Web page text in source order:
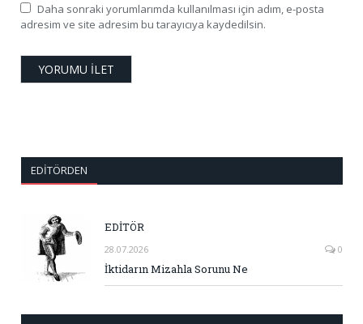
Daha sonraki yorumlarımda kullanılması için adım, e-posta
adresim ve site adresim bu tarayıcıya kaydedilsin.
EDITÖRDEN
EDİTÖR
28.07.2026 0
İktidarın Mizahla Sorunu Ne